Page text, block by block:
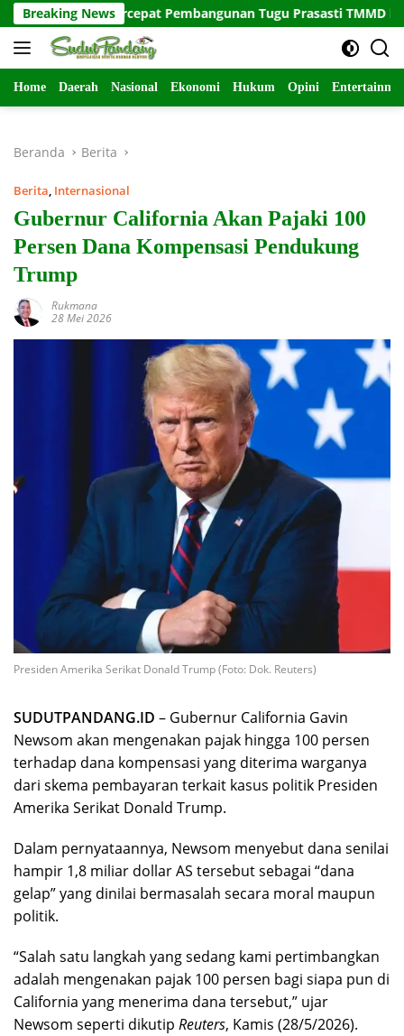
Langsung
ke
konten
Breaking News
Percepat Pembangunan Tugu Prasasti TMMD ke-129
Home Daerah Nasional Ekonomi Hukum Opini
Beranda Berita
Berita, Internasional
Gubernur California Akan Pajaki 100
Persen Dana Kompensasi Pendukung
Trump
Rukmana
28 Mei 2026
Presiden Amerika Serikat Donald Trump (Foto: Dok. Reuters)
SUDUTPANDANG.ID – Gubernur California Gavin
Newsom akan mengenakan pajak hingga 100 persen
terhadap dana kompensasi yang diterima warganya
dari skema pembayaran terkait kasus politik Presiden
Amerika Serikat Donald Trump.
Dalam pernyataannya, Newsom menyebut dana senilai
hampir 1,8 miliar dollar AS tersebut sebagai “dana
gelap” yang dinilai bermasalah secara moral maupun
politik.
“Salah satu langkah yang sedang kami pertimbangkan
adalah mengenakan pajak 100 persen bagi siapa pun di
California yang menerima dana tersebut,” ujar
Newsom seperti dikutip Reuters, Kamis (28/5/2026).